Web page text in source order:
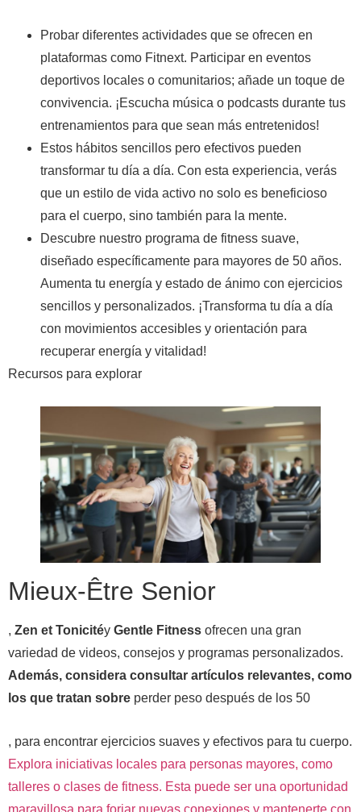
Probar diferentes actividades que se ofrecen en
plataformas como Fitnext. Participar en eventos
deportivos locales o comunitarios; añade un toque de
convivencia. ¡Escucha música o podcasts durante tus
entrenamientos para que sean más entretenidos!
Estos hábitos sencillos pero efectivos pueden
transformar tu día a día. Con esta experiencia, verás
que un estilo de vida activo no solo es beneficioso
para el cuerpo, sino también para la mente.
Descubre nuestro programa de fitness suave,
diseñado específicamente para mayores de 50 años.
Aumenta tu energía y estado de ánimo con ejercicios
sencillos y personalizados. ¡Transforma tu día a día
con movimientos accesibles y orientación para
recuperar energía y vitalidad!
Recursos para explorar
Mieux-Être Senior
, Zen et Tonicitéy Gentle Fitness ofrecen una gran
variedad de videos, consejos y programas personalizados.
Además, considera consultar artículos relevantes, como
los que tratan sobre perder peso después de los 50
, para encontrar ejercicios suaves y efectivos para tu cuerpo.
Explora iniciativas locales para personas mayores, como
talleres o clases de fitness. Esta puede ser una oportunidad
maravillosa para forjar nuevas conexiones y mantenerte con